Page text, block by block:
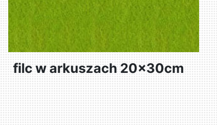
filc w arkuszach 20x30cm